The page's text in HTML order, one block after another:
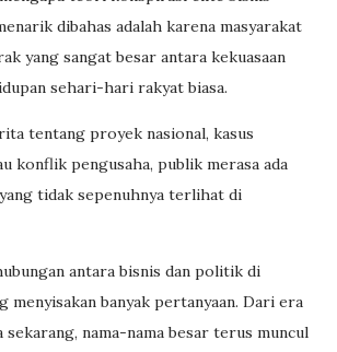
dibahas adalah karena masyarakat
yang sangat besar antara kekuasaan
sehari-hari rakyat biasa.
tentang proyek nasional, kasus
konflik pengusaha, publik merasa ada
tidak sepenuhnya terlihat di
antara bisnis dan politik di
menyisakan banyak pertanyaan. Dari era
nama-nama besar terus muncul